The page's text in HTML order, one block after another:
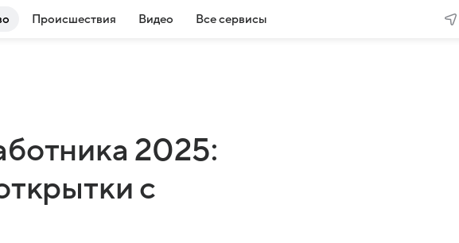
Происшествия Видео Все сервисы
2025:
с